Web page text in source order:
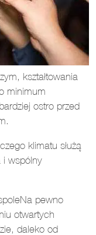
kształtowania
minimum
ostro przed
klimatu służą
i wspólny
pewno
otwartych
daleko od